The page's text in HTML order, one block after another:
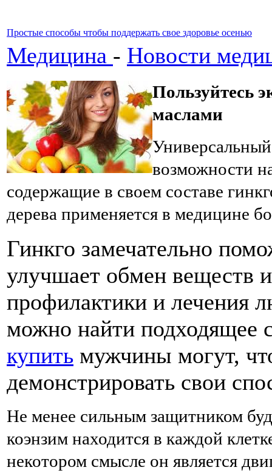
Простые способы чтобы поддержать свое здоровье осенью
Медицина - Новости
Пользуйтесь
маслами
возможности
содержащие в своем составе
дерева применяется в медицине
Гинкго замечательно
улучшает обмен веществ
профилактики и лечения
можно найти подходящее
купить мужчины могут,
демонстрировать свои
Не менее сильным защитником
коэнзим находится в каждой
некотором смысле он является